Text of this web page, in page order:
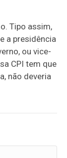
Tipo assim,
a presidência
ou vice-
CPI tem que
não deveria